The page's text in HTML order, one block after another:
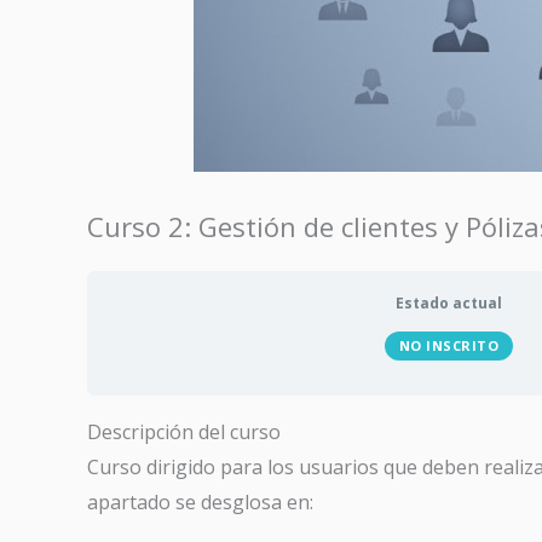
Curso 2: Gestión de clientes y
Estado actual
NO INSCRITO
Descripción del curso
Curso dirigido para los usuarios que deben
apartado se desglosa en: